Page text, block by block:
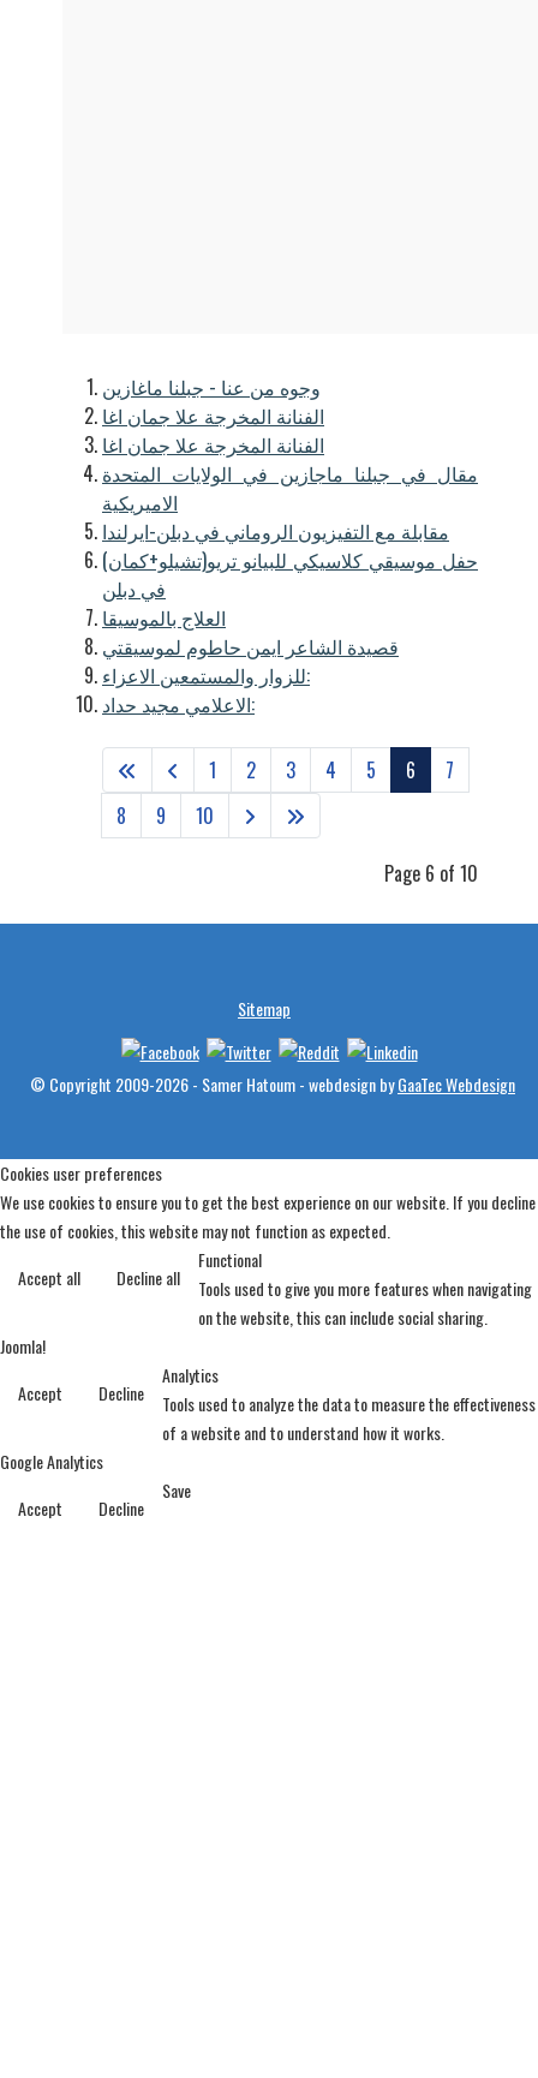
وجوه من عنا - جبلنا ماغازين
الفنانة المخرجة علا جمان اغا
الفنانة المخرجة علا جمان اغا
مقال في جبلنا ماجازين في الولايات المتحدة
الاميريكية
مقابلة مع التفيزيون الروماني في دبلن-ايرلندا
حفل موسيقي كلاسيكي للبيانو تريو(تشيلو+كمان)
في دبلن
العلاج بالموسيقا
قصيدة الشاعر ايمن حاطوم لموسيقتي
للزوار والمستمعين الاعزاء:
الاعلامي مجيد حداد:
Page 6 of 10
1 2 3 4 5 6
7
8
9 10
Sitemap
© Copyright 2009-2026 - Samer Hatoum - webdesign byGaaTec Webdesign
Cookies user preferences
We use cookies to ensure you to get the best experience on our website. If you decline
the use of cookies, this website may not function as expected.
Accept all
Decline all
Functional
Tools used to give you more features when navigating
on the website, this can include social sharing.
Joomla!
Accept
Decline
Analytics
Tools used to analyze the data to measure the effectiveness
of a website and to understand how it works.
Google Analytics
Accept
Decline
Save